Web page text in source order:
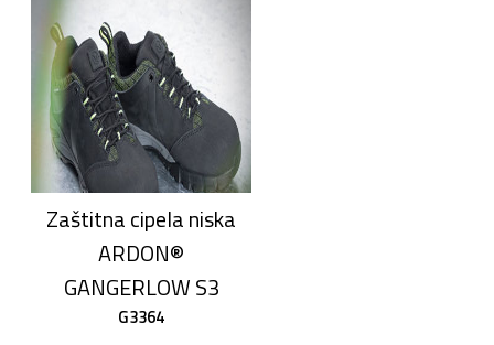
Zaštitna cipela niska
ARDON®
GANGERLOW S3
G3364